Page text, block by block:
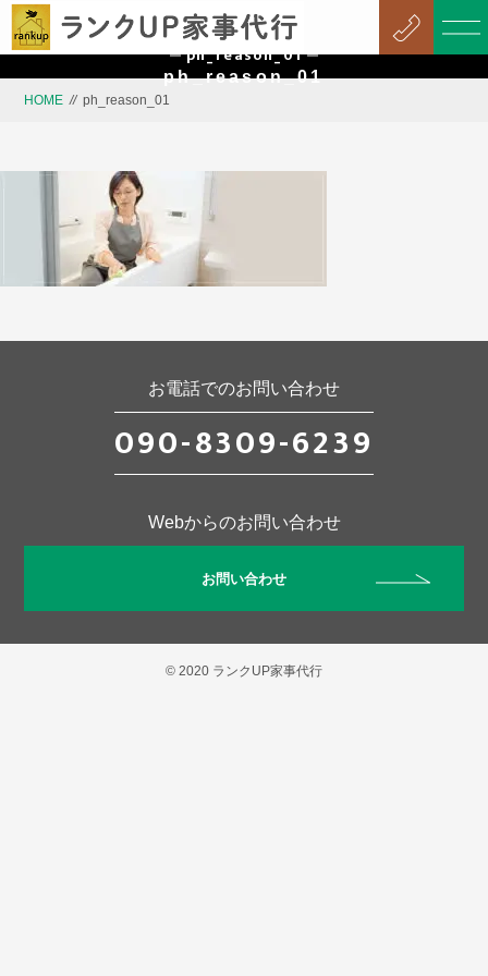
ph_reason_01
ph_reason_01
HOME // ph_reason_01
お電話でのお問い合わせ
090-8309-6239
Webからのお問い合わせ
お問い合わせ
© 2020 ランクUP家事代行